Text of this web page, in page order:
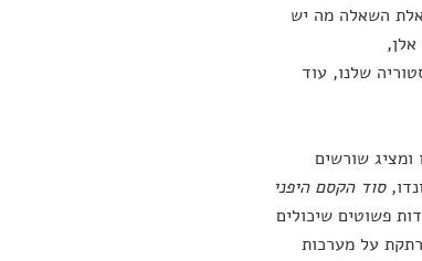
השאלה מה יש
שלנו, עוד
שורשים
סוד הקסם היפני
פשוטים שיכולים
על מערכות